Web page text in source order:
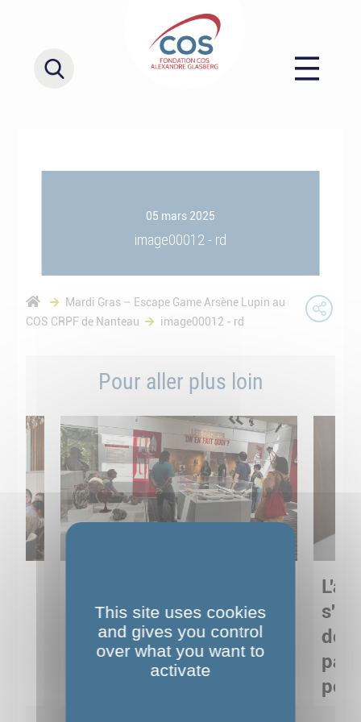
05 mars 2025
image00012 - rd
Mardi Gras – Escape Game Arsène Lupin au
COS CRPF de Nanteau
image00012 - rd
Pour aller plus loin
Musée de Préhistoire de
Nemours : apprendre
autrement grâce à la
de
This site uses cookies
and gives you control
over what you want to
activate